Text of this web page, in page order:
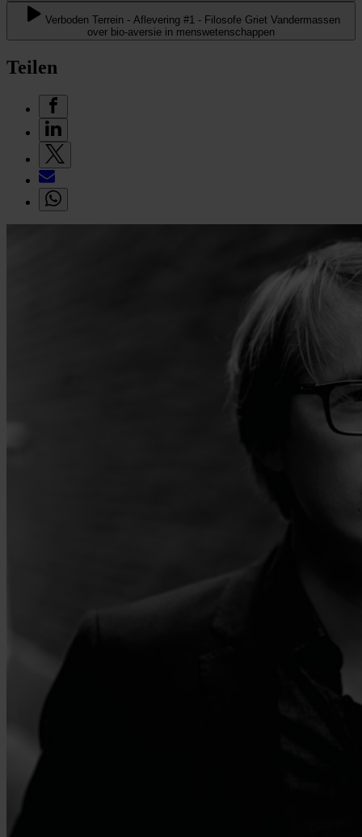
Verboden Terrein - Aflevering #1 - Filosofe Griet Vandermassen
over bio-aversie in menswetenschappen
Teilen